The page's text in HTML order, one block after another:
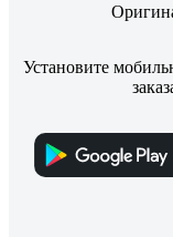
Установите